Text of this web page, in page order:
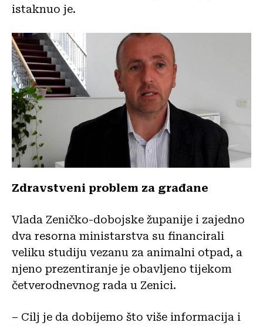
istaknuo je.
Zdravstveni problem za građane
Vlada Zeničko-dobojske županije i zajedno
dva resorna ministarstva su financirali
veliku studiju vezanu za animalni otpad, a
njeno prezentiranje je obavljeno tijekom
četverodnevnog rada u Zenici.
– Cilj je da dobijemo što više informacija i